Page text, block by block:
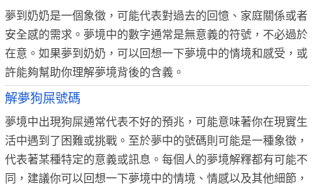
夢到奶奶是一個象徵，可能代表對過去的回憶、家庭關係或者
安全感的需求。夢境中的數字通常是無意義的符號，不必過於
在意。如果夢到奶奶，可以回想一下夢境中的情境和感受，或
許能夠幫助你理解夢境背後的含義。
解夢狗屎號碼
夢境中出現狗屎通常代表不好的預兆，可能意味著你在現實生
活中遇到了困難或挑戰。至於夢中的號碼則可能是一種象徵，
代表著某種特定的意義或訊息。每個人的夢境解釋都有可能不
同，建議你可以回想一下夢境中的情境、情感以及其他細節，